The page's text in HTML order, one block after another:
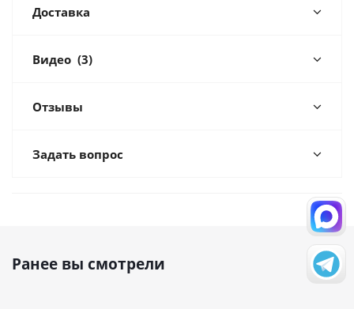
Доставка
Видео (3)
Отзывы
Задать вопрос
Ранее вы смотрели